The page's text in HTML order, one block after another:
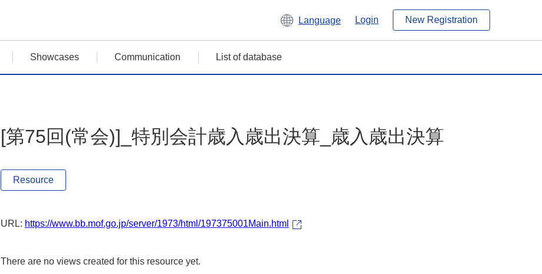
Language Login New Registration
Showcases Communication List of database
[第75回(常会)]_特別会計歳入歳出決算_歳入歳出決算
Resource
URL: https://www.bb.mof.go.jp/server/1973/html/197375001Main.html
There are no views created for this resource yet.